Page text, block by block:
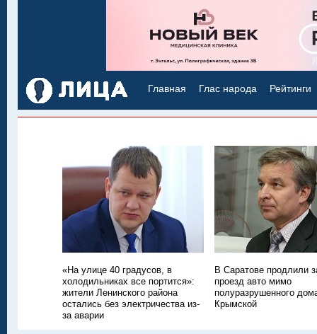
Главная Глас народа Рейтинги
«На улице 40 градусов, в
холодильниках все портится»:
жители Ленинского района
остались без электричества из-
за аварии
В Саратове продлили
проезд авто мимо
полуразрушенного
Крымской